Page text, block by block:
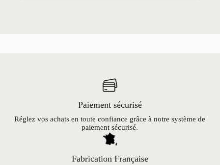
Paiement sécurisé
Réglez vos achats en toute confiance grâce à notre système de
paiement sécurisé.
Fabrication Française